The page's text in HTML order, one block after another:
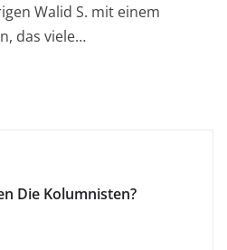
Walid S. mit einem
das viele…
Die Kolumnisten?